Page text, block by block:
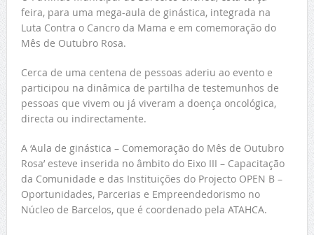
feira, para uma mega-aula de ginástica, integrada na
Luta Contra o Cancro da Mama e em comemoração do
Mês de Outubro Rosa.
Cerca de uma centena de pessoas aderiu ao evento e
participou na dinâmica de partilha de testemunhos de
pessoas que vivem ou já viveram a doença oncológica,
directa ou indirectamente.
A ‘Aula de ginástica – Comemoração do Mês de Outubro
Rosa’ esteve inserida no âmbito do Eixo III – Capacitação
da Comunidade e das Instituições do Projecto OPEN B –
Oportunidades, Parcerias e Empreendedorismo no
Núcleo de Barcelos, que é coordenado pela ATAHCA.